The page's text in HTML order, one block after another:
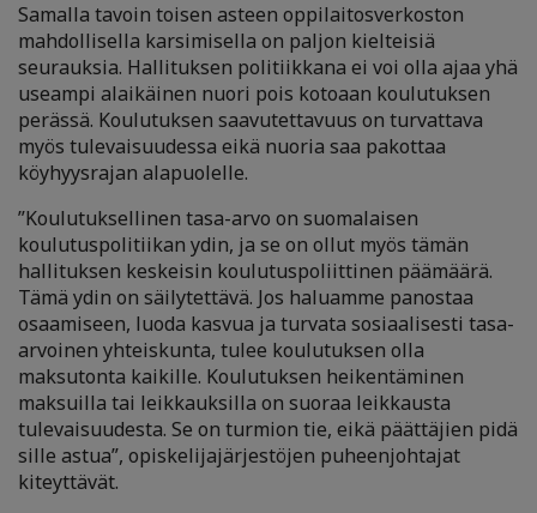
Samalla tavoin toisen asteen oppilaitosverkoston
mahdollisella karsimisella on paljon kielteisiä
seurauksia. Hallituksen politiikkana ei voi olla ajaa yhä
useampi alaikäinen nuori pois kotoaan koulutuksen
perässä. Koulutuksen saavutettavuus on turvattava
myös tulevaisuudessa eikä nuoria saa pakottaa
köyhyysrajan alapuolelle.
”Koulutuksellinen tasa-arvo on suomalaisen
koulutuspolitiikan ydin, ja se on ollut myös tämän
hallituksen keskeisin koulutuspoliittinen päämäärä.
Tämä ydin on säilytettävä. Jos haluamme panostaa
osaamiseen, luoda kasvua ja turvata sosiaalisesti tasa-
arvoinen yhteiskunta, tulee koulutuksen olla
maksutonta kaikille. Koulutuksen heikentäminen
maksuilla tai leikkauksilla on suoraa leikkausta
tulevaisuudesta. Se on turmion tie, eikä päättäjien pidä
sille astua”, opiskelijajärjestöjen puheenjohtajat
kiteyttävät.